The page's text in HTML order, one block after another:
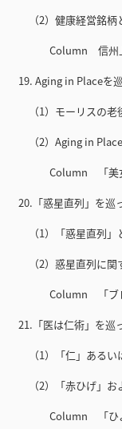
（2）健康経営銘柄
Column 信州上
19. Aging in Placeを
（1）モーリスの老
（2）Aging in
Column 「美女
20.「惑星直列」を巡
（1）「惑星直列」
（2）惑星直列に関
Column 「ブレー
21.「医は仁術」を巡
（1）「仁」あるい
（2）「赤ひげ」お
Column 「ひよ